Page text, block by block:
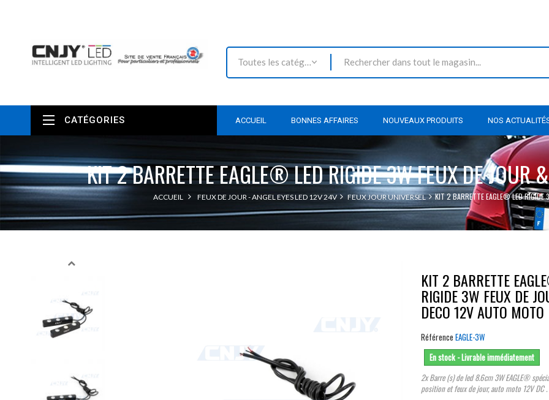
Toutes les catégories
ACCUEIL BONNES AFFAIRES NOUVEAUX PRODUITS NOS
CATÉGORIES
KIT 2 BARRETTE EAGLE® LED RIGIDE 3W FEUX DE JOUR
ACCUEIL FEUX DE JOUR - ANGEL EYES LED 12V 24V FEUX JOUR UNIVERSEL KIT 2 BARRETTE EAGLE® LED RIGIDE
KIT 2 BARRETTE
RIGIDE 3W FEUX DE
DECO 12V AUTO MOTO
Référence EAGLE-3W
En stock - Livrable immédiatement
2x Barre (s) de led 8.6cm 3W EAGLE®
position et feux de jour, auto moto 12V DC .